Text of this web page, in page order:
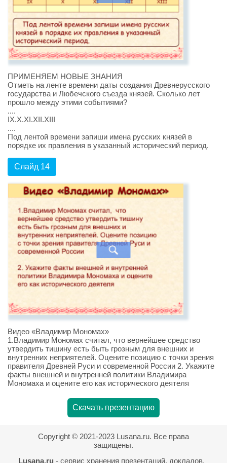
ПРИМЕНЯЕМ НОВЫЕ ЗНАНИЯ
Отметь на ленте времени даты создания Древнерусского
государства и Любечского съезда князей. Сколько лет
прошло между этими событиями?
....
IX.X.XI.XII.XIII
....
Под лентой времени запиши имена русских князей в
порядке их правления в указанный исторический период.
Слайд 14
Видео «Владимир Мономах»
1.Владимир Мономах считал, что вернейшее средство
утвердить тишину есть быть грозным для внешних и
внутренних неприятелей. Оцените позицию с точки зрения
правителя Древней Руси и современной России 2. Укажите
факты внешней и внутренней политики Владимира
Мономаха и оцените его как исторического деятеля
Скачать презентацию
Copyright © 2021-2023 Lusana.ru. Все права
защищены.
Lusana.ru - сервис хранения презентаций, докладов,